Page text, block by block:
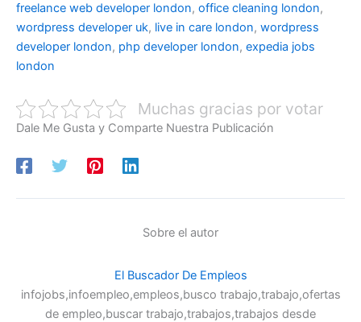
freelance web developer london, office cleaning london,
wordpress developer uk, live in care london, wordpress
developer london, php developer london, expedia jobs
london
Muchas gracias por votar
Dale Me Gusta y Comparte Nuestra Publicación
Sobre el autor
El Buscador De Empleos
infojobs,infoempleo,empleos,busco trabajo,trabajo,ofertas
de empleo,buscar trabajo,trabajos,trabajos desde